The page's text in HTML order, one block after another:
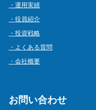
・運用実績
・役員紹介
・投資戦略
・よくある質問
・会社概要
お問い合わせ